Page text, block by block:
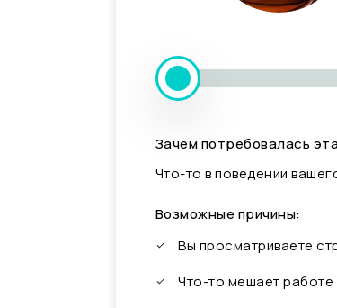
Зачем потребовалась
Что-то в поведении
Возможные причины:
Вы просматриваете
Что-то мешает